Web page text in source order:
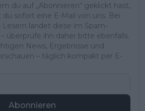
du auf „Abonnieren“ geklickt hast,
du sofort eine E-Mail von uns. Bei
Lesern landet diese im Spam-
überprüfe ihn daher bitte ebenfalls.
News, Ergebnisse und
– täglich kompakt per E-
Abonnieren